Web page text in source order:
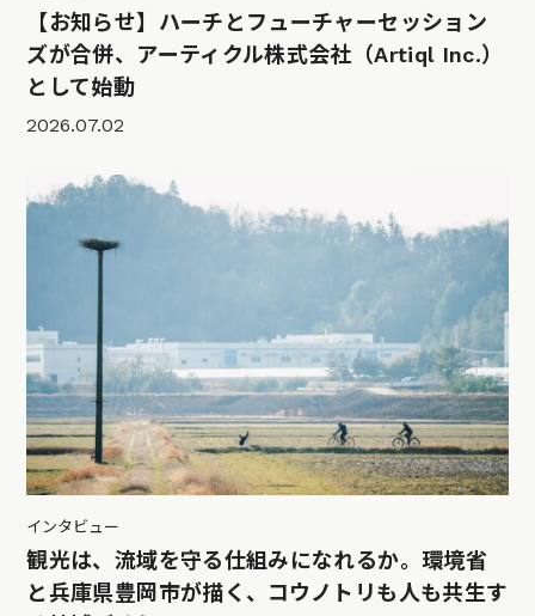
【お知らせ】ハーチとフューチャーセッション
ズが合併、アーティクル株式会社（Artiql Inc.）
として始動
2026.07.02
インタビュー
観光は、流域を守る仕組みになれるか。環境省
と兵庫県豊岡市が描く、コウノトリも人も共生す